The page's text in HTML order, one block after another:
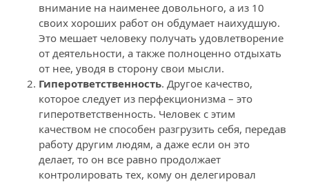
внимание на наименее довольного, а из 10
своих хороших работ он обдумает наихудшую.
Это мешает человеку получать удовлетворение
от деятельности, а также полноценно отдыхать
от нее, уводя в сторону свои мысли.
Гиперответственность. Другое качество,
которое следует из перфекционизма – это
гиперответственность. Человек с этим
качеством не способен разгрузить себя, передав
работу другим людям, а даже если он это
делает, то он все равно продолжает
контролировать тех, кому он делегировал